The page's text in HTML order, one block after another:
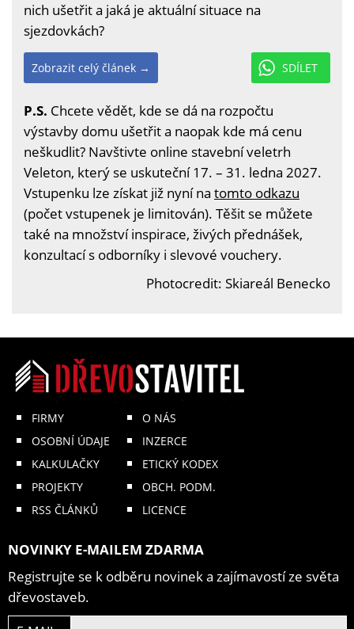
nich ušetřit a jaká je aktuální situace na
sjezdovkách?
SDÍLET
Zobrazit celý článek →
P.S. Chcete vědět, kde se dá na rozpočtu
výstavby domu ušetřit a naopak kde má cenu
neškudlit? Navštivte online stavební veletrh
Veleton, který se uskuteční 17. – 31. ledna 2027.
Vstupenku lze získat již nyní na tomto odkazu
(počet vstupenek je limitován). Těšit se můžete
také na množství inspirace, živých přednášek,
konzultací s odborníky i slevové vouchery.
Photocredit: Skiareál Benecko
FIRMY
OSOBNÍ ÚDAJE
KALKULAČKY
PROJEKTY
RSS ČLÁNKŮ
O NÁS
INZERCE
ETICKÝ KODEX
OBCH. PODM.
LICENCE
NOVINKY E-MAILEM ZDARMA
Registrujte se k odběru novinek a zajímavostí ze světa
dřevostaveb.